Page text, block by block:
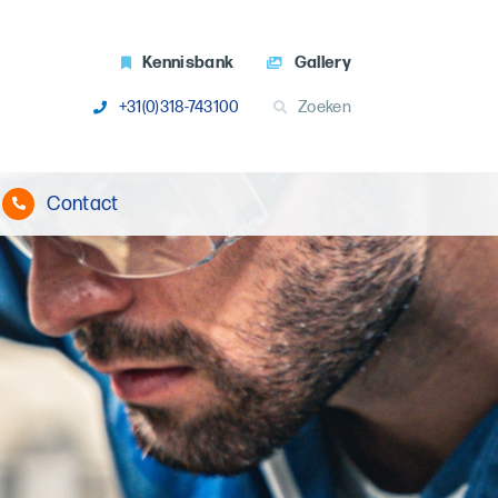
Kennisbank Gallery
+31(0)318-743100 Zoeken
Contact